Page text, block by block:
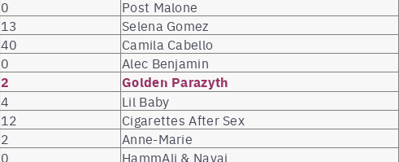
0 Post Malone
13 Selena Gomez
40 Camila Cabello
0 Alec Benjamin
2 Golden Parazyth
4 Lil Baby
12 Cigarettes After Sex
2 Anne-Marie
0 HammAli & Navai